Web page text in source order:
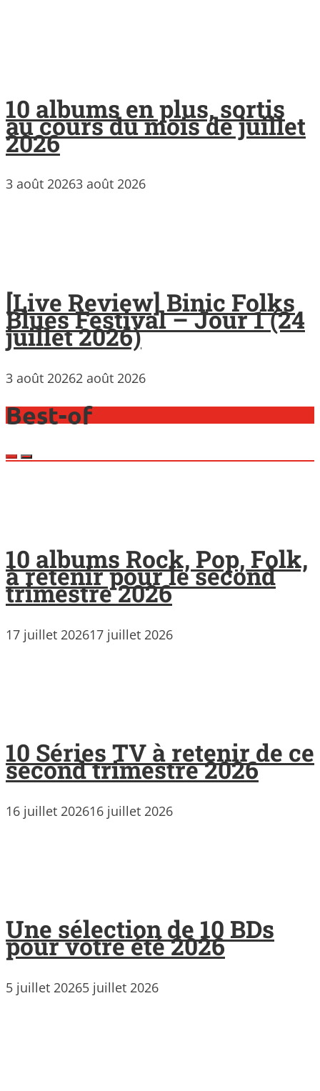
10 albums en plus, sortis
au cours du mois de juillet
2026
3 août 20263 août 2026
[Live Review] Binic Folks
Blues Festival – Jour 1 (24
juillet 2026)
3 août 20262 août 2026
Best-of
10 albums Rock, Pop, Folk,
à retenir pour le second
trimestre 2026
17 juillet 202617 juillet 2026
10 Séries TV à retenir de ce
second trimestre 2026
16 juillet 202616 juillet 2026
Une sélection de 10 BDs
pour votre été 2026
5 juillet 20265 juillet 2026